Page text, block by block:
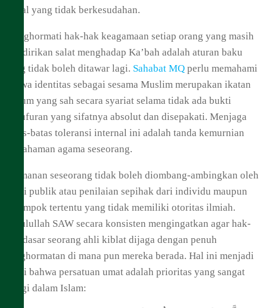
sosial yang tidak berkesudahan.
Menghormati hak-hak keagamaan setiap orang yang masih
mendirikan salat menghadap Ka’bah adalah aturan baku
yang tidak boleh ditawar lagi. Sahabat MQ perlu memahami
bahwa identitas sebagai sesama Muslim merupakan ikatan
hukum yang sah secara syariat selama tidak ada bukti
kekufuran yang sifatnya absolut dan disepakati. Menjaga
batas-batas toleransi internal ini adalah tanda kemurnian
pemahaman agama seseorang.
Keimanan seseorang tidak boleh diombang-ambingkan oleh
opini publik atau penilaian sepihak dari individu maupun
kelompok tertentu yang tidak memiliki otoritas ilmiah.
Rasulullah SAW secara konsisten mengingatkan agar hak-
hak dasar seorang ahli kiblat dijaga dengan penuh
penghormatan di mana pun mereka berada. Hal ini menjadi
bukti bahwa persatuan umat adalah prioritas yang sangat
tinggi dalam Islam: